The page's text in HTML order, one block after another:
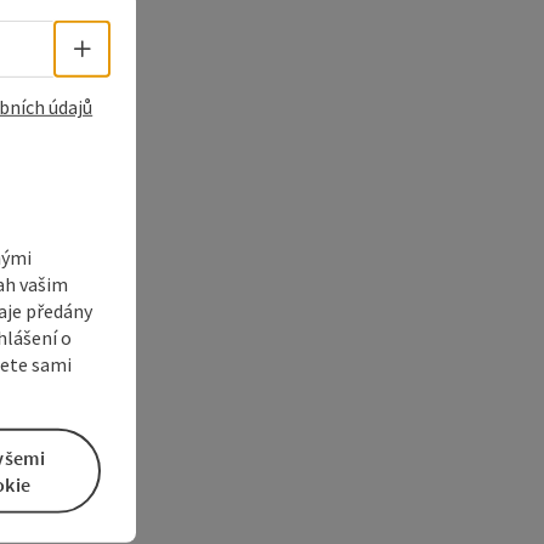
Volba jazyka - Otevřít menu
údajů
vašim
předány
o
sami